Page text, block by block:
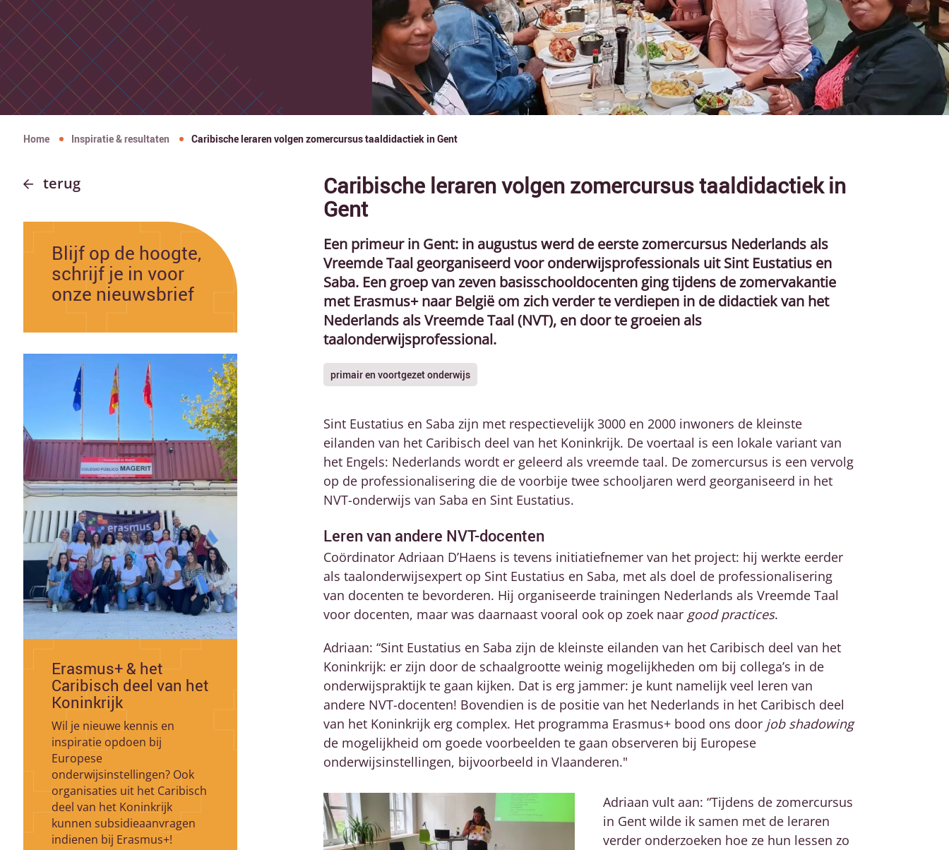
Home Inspiratie & resultaten Caribische leraren volgen zomercursus taaldidactiek in Gent
terug
Blijf op de hoogte,
schrijf je in voor
onze nieuwsbrief
Erasmus+ & het
Caribisch deel van het
Koninkrijk
Wil je nieuwe kennis en
inspiratie opdoen bij
Europese
onderwijsinstellingen? Ook
organisaties uit het Caribisch
deel van het Koninkrijk
kunnen subsidieaanvragen
indienen bij Erasmus+!
Caribische leraren volgen zomercursus taaldidactiek in
Gent
Een primeur in Gent: in augustus werd de eerste zomercursus Nederlands als
Vreemde Taal georganiseerd voor onderwijsprofessionals uit Sint Eustatius en
Saba. Een groep van zeven basisschooldocenten ging tijdens de zomervakantie
met Erasmus+ naar België om zich verder te verdiepen in de didactiek van het
Nederlands als Vreemde Taal (NVT), en door te groeien als
taalonderwijsprofessional.
primair en voortgezet onderwijs
Sint Eustatius en Saba zijn met respectievelijk 3000 en 2000 inwoners de kleinste
eilanden van het Caribisch deel van het Koninkrijk. De voertaal is een lokale variant van
het Engels: Nederlands wordt er geleerd als vreemde taal. De zomercursus is een vervolg
op de professionalisering die de voorbije twee schooljaren werd georganiseerd in het
NVT-onderwijs van Saba en Sint Eustatius.
Leren van andere NVT-docenten
Coördinator Adriaan D’Haens is tevens initiatiefnemer van het project: hij werkte eerder
als taalonderwijsexpert op Sint Eustatius en Saba, met als doel de professionalisering
van docenten te bevorderen. Hij organiseerde trainingen Nederlands als Vreemde Taal
voor docenten, maar was daarnaast vooral ook op zoek naar good practices.
Adriaan: “Sint Eustatius en Saba zijn de kleinste eilanden van het Caribisch deel van het
Koninkrijk: er zijn door de schaalgrootte weinig mogelijkheden om bij collega’s in de
onderwijspraktijk te gaan kijken. Dat is erg jammer: je kunt namelijk veel leren van
andere NVT-docenten! Bovendien is de positie van het Nederlands in het Caribisch deel
van het Koninkrijk erg complex. Het programma Erasmus+ bood ons door job shadowing
de mogelijkheid om goede voorbeelden te gaan observeren bij Europese
onderwijsinstellingen, bijvoorbeeld in Vlaanderen."
Adriaan vult aan: “Tijdens de zomercursus
in Gent wilde ik samen met de leraren
verder onderzoeken hoe ze hun lessen zo